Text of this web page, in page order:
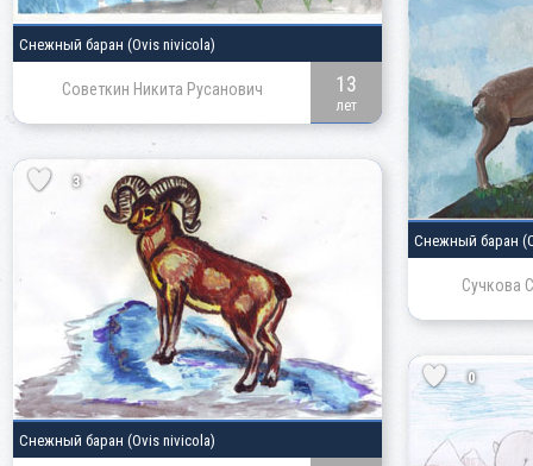
Снежный баран (Ovis nivicola)
Советкин Никита Русанович 13
лет
Снежный баран
Сучкова
3
Снежный баран (Ovis nivicola)
0